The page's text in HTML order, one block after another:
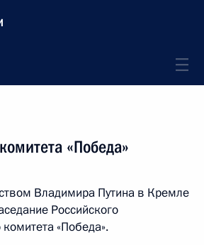
«Победа»
Владимира Путина в Кремле
Российского
«Победа».